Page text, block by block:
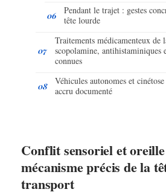
Pendant le trajet : gestes
tête lourde
Traitements médicamenteux de
scopolamine, antihistaminiques
connues
Véhicules autonomes et
accru documenté
Conflit sensoriel et
mécanisme précis de la
transport